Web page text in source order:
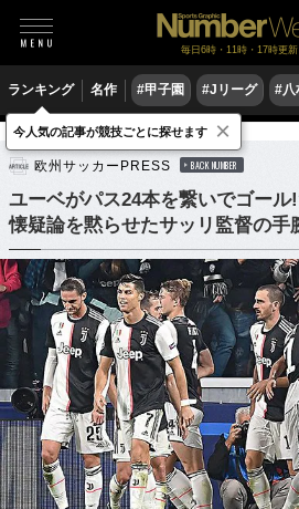
毎日6時・11時・17時更新
ランキング 名作 #甲子園 #Jリーグ #八
サッカー 海外サッカー セリエA
欧州サッカーPRESS BACK NUMBER
ユーベがパス24本を繋いでゴール
懐疑論を黙らせたサッリ監督の手
今人気の記事が競技ごとに探せます ×